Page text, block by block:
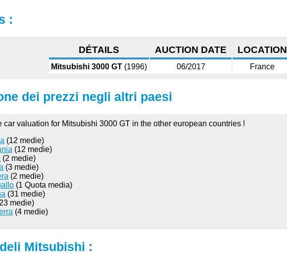
:
DÉTAILS AUCTION DATE LOCATION
Mitsubishi 3000 GT (1996) 06/2017 France
dei prezzi negli altri paesi
car valuation for Mitsubishi 3000 GT in the other european countries !
(12 medie)
(12 medie)
(2 medie)
(3 medie)
(2 medie)
(1 Quota media)
(31 medie)
medie)
(4 medie)
Mitsubishi :